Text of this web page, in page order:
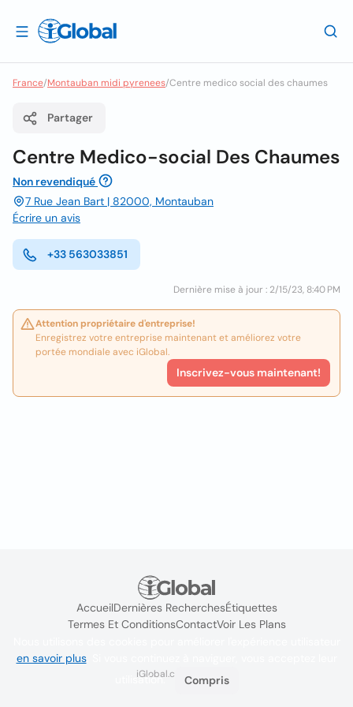
France/Montauban midi pyrenees/Centre medico social des chaumes
Partager
Centre Medico-social Des Chaumes
Non revendiqué
7 Rue Jean Bart | 82000, Montauban
Écrire un avis
+33 563033851
Dernière mise à jour : 2/15/23, 8:40 PM
Attention propriétaire d'entreprise!
Enregistrez votre entreprise maintenant et améliorez votre
portée mondiale avec iGlobal.
Inscrivez-vous maintenant!
AccueilDernières RecherchesÉtiquettes
Termes Et ConditionsContactVoir Les Plans
iGlobal.co @ 2024
en savoir plus. Si vous continuez à naviguer, vous acceptez leur
utilisation.
Compris